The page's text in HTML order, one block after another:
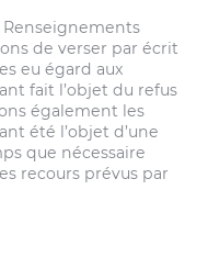
Renseignements
de verser par écrit
eu égard aux
fait l’objet du refus
également les
été l’objet d’une
que nécessaire
recours prévus par